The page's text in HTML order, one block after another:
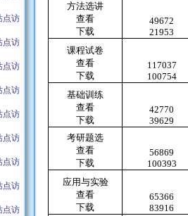
点访
点访
点访
点访
点访
点访
点访
点访
点访
方法选讲
查看
下载
49672
21953
课程试卷
查看
下载
117037
100754
基础训练
查看
下载
42770
39629
考研题选
查看
下载
56869
100393
应用与实验
查看
下载
65366
83916